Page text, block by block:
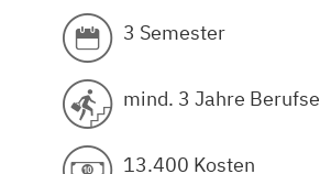
3 Semester
mind. 3 Jahre
13.400 Kosten